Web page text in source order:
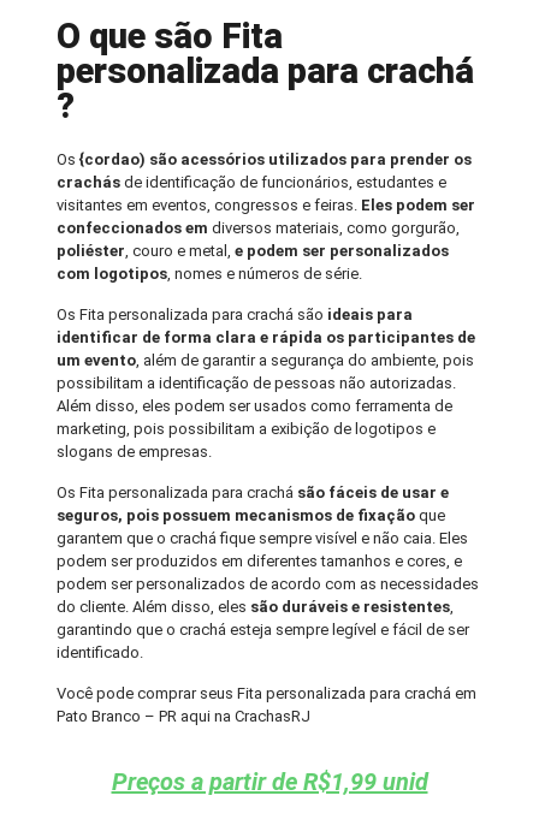
O que são Fita
personalizada para crachá
?
Os {cordao) são acessórios utilizados para prender os
crachás de identificação de funcionários, estudantes e
visitantes em eventos, congressos e feiras. Eles podem ser
confeccionados emdiversos materiais, como gorgurão,
poliéster, couro e metal,e podem ser personalizados
com logotipos, nomes e números de série.
Os Fita personalizada para crachá são ideais para
identificar de forma clara e rápida os participantes de
um evento, além de garantir a segurança do ambiente, pois
possibilitam a identificação de pessoas não autorizadas.
Além disso, eles podem ser usados como ferramenta de
marketing, pois possibilitam a exibição de logotipos e
slogans de empresas.
Os Fita personalizada para crachá são fáceis de usar e
seguros, pois possuem mecanismos de fixação que
garantem que o crachá fique sempre visível e não caia. Eles
podem ser produzidos em diferentes tamanhos e cores, e
podem ser personalizados de acordo com as necessidades
do cliente. Além disso, eles são duráveis e resistentes,
garantindo que o crachá esteja sempre legível e fácil de ser
identificado.
Você pode comprar seus Fita personalizada para crachá em
Pato Branco – PR aqui na CrachasRJ
Preços a partir de R$1,99 unid